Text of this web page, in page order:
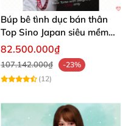
Búp bê tình dục bán thân
Top Sino Japan siêu mềm
nhẹ 25Kg platinum silicone
82.500.000₫
107.142.000₫
-23%
(12)